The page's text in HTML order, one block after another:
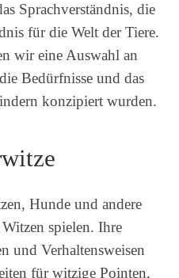
Sprachverständnis, die
für die Welt der Tiere.
wir eine Auswahl an
Bedürfnisse und das
konzipiert wurden.
Hunde und andere
spielen. Ihre
und Verhaltensweisen
für witzige Pointen,